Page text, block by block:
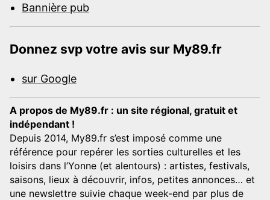
Bannière pub
Donnez svp votre avis sur My89.fr
sur Google
A propos de My89.fr : un site régional, gratuit et
indépendant !
Depuis 2014, My89.fr s’est imposé comme une
référence pour repérer les sorties culturelles et les
loisirs dans l’Yonne (et alentours) : artistes, festivals,
saisons, lieux à découvrir, infos, petites annonces… et
une newslettre suivie chaque week-end par plus de